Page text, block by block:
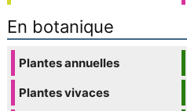
En botanique
Plantes annuelles
Plantes vivaces